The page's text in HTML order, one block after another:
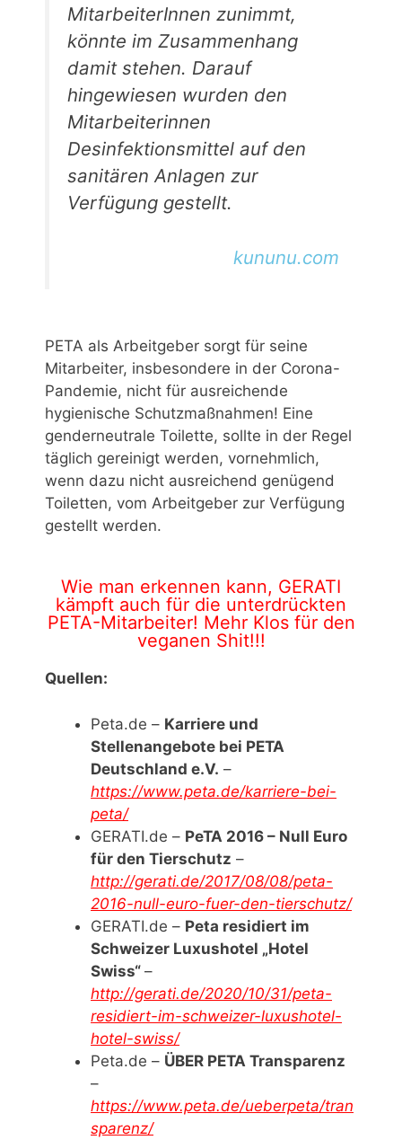
MitarbeiterInnen zunimmt,
könnte im Zusammenhang
damit stehen. Darauf
hingewiesen wurden den
Mitarbeiterinnen
Desinfektionsmittel auf den
sanitären Anlagen zur
Verfügung gestellt.
kununu.com
PETA als Arbeitgeber sorgt für seine
Mitarbeiter, insbesondere in der Corona-
Pandemie, nicht für ausreichende
hygienische Schutzmaßnahmen! Eine
genderneutrale Toilette, sollte in der Regel
täglich gereinigt werden, vornehmlich,
wenn dazu nicht ausreichend genügend
Toiletten, vom Arbeitgeber zur Verfügung
gestellt werden.
Wie man erkennen kann, GERATI
kämpft auch für die unterdrückten
PETA-Mitarbeiter! Mehr Klos für den
veganen Shit!!!
Quellen:
Peta.de – Karriere und
Stellenangebote bei PETA
Deutschland e.V. –
https://www.peta.de/karriere-bei-
peta/
GERATI.de – PeTA 2016 – Null Euro
für den Tierschutz –
http://gerati.de/2017/08/08/peta-
2016-null-euro-fuer-den-tierschutz/
GERATI.de – Peta residiert im
Schweizer Luxushotel „Hotel
Swiss“ –
http://gerati.de/2020/10/31/peta-
residiert-im-schweizer-luxushotel-
hotel-swiss/
Peta.de – ÜBER PETA Transparenz
–
https://www.peta.de/ueberpeta/tran
sparenz/